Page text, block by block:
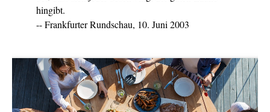
hingibt.
-- Frankfurter Rundschau, 10. Juni 2003